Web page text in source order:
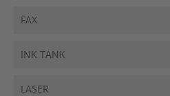
FAX
INK TANK
LASER